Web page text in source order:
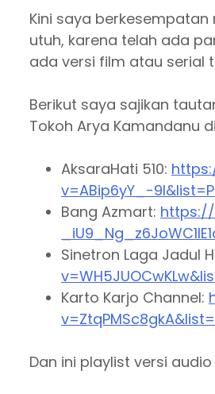
Kini saya
utuh, karena telah ada
ada versi film atau serial
Berikut saya sajikan
Tokoh Arya Kamandanu
AksaraHati 510:
v=ABip6yY_-
Bang Azmart: https://
Sinetron Laga Jadul
Karto Karjo Channel:
Dan ini playlist versi